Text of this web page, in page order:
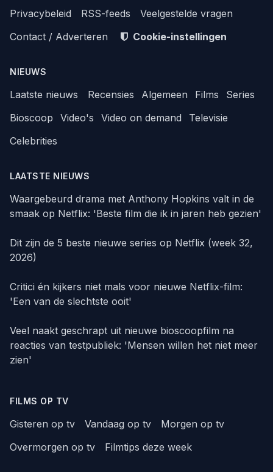
Privacybeleid RSS-feeds
Veelgestelde vragen
Contact / Adverteren
Cookie-instellingen
NIEUWS
Laatste nieuws Recensies Algemeen Films
Series
Bioscoop
Video's Video on demand
Televisie
Celebrities
LAATSTE NIEUWS
Waargebeurd drama met Anthony Hopkins valt in de
smaak op Netflix: 'Beste film die ik in jaren heb gezien'
Dit zijn de 5 beste nieuwe series op Netflix (week 32,
2026)
Critici én kijkers niet mals voor nieuwe Netflix-film:
'Een van de slechtste ooit'
Veel naakt geschrapt uit nieuwe bioscoopfilm na
reacties van testpubliek: 'Mensen willen het niet meer
zien'
FILMS OP TV
Gisteren op tv Vandaag op tv
Morgen op tv
Overmorgen op tv
Filmtips deze week